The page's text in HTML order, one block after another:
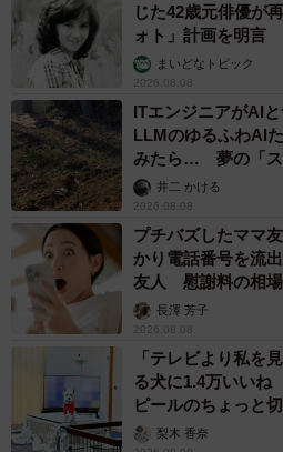
じた42歳元俳優が
ォト」計画を明言
む」まいどなトピック
2026.08.08
ITエンジニアがAI
LLMのゆるふわAI
みたら… 夢の「ス
るか井二 かける
2026.08.08
プチバズしたママ
かり電話番号を流
友人 慰謝料の相場
解説】長澤 芳子
2026.08.08
「テレビより私を
る犬に1.4万いい
ピールのちょっと
梨木 香奈